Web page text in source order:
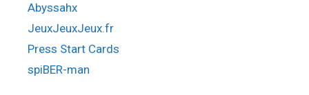
Abyssahx
JeuxJeuxJeux.fr
Press Start Cards
spiBER-man